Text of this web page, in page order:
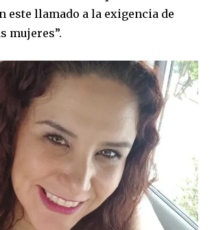
este llamado a la exigencia de
mujeres”.